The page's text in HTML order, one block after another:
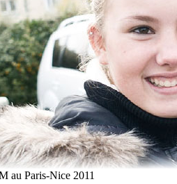
au Paris-Nice 2011